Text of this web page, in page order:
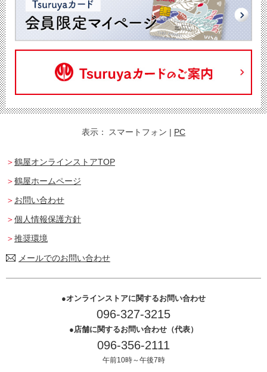
表示： スマートフォン | PC
鶴屋オンラインストアTOP
鶴屋ホームページ
お問い合わせ
個人情報保護方針
推奨環境
メールでのお問い合わせ
オンラインストアに関するお問い合わせ
096-327-3215
店舗に関するお問い合わせ（代表）
096-356-2111
午前10時～午後7時